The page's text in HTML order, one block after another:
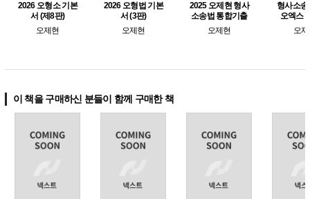
2026 오형소 기본
서 (제8판)
오제현
2026 오형법 기본
서 (3판)
오제현
2025 오제현 형사
소송법 통합기출
오제현
형사소송
오엑스 (
오
이 책을 구매하신 분들이 함께 구매한 책